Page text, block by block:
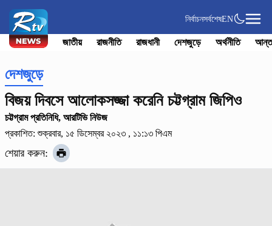
নির্বাচনসর্বশেষEN
জাতীয় রাজনীতি রাজধানী দেশজুড়ে অর্থনীতি
দেশজুড়ে
বিজয় দিবসে আলোকসজ্জা করেনি চট্টগ্রাম জিপিও
চট্টগ্রাম প্রতিনিধি, আরটিভি নিউজ
প্রকাশিত: শুক্রবার, ১৫ ডিসেম্বর ২০২৩ , ১১:১৩ পিএম
শেয়ার করুন: